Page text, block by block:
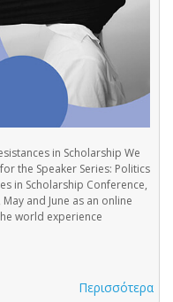
in Scholarship We
the Speaker Series: Politics
in Scholarship Conference,
and June as an online
world experience
Περισσότερα